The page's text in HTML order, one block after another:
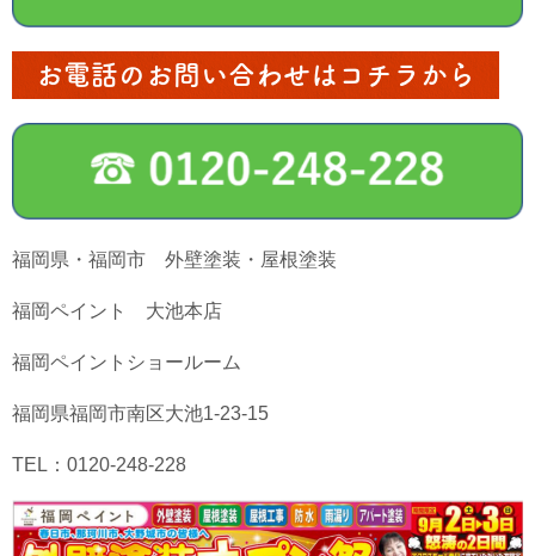
お電話のお問い合わせはコチラから
福岡県・福岡市 外壁塗装・屋根塗装
福岡ペイント 大池本店
福岡ペイントショールーム
福岡県福岡市南区大池1-23-15
TEL：0120-248-228